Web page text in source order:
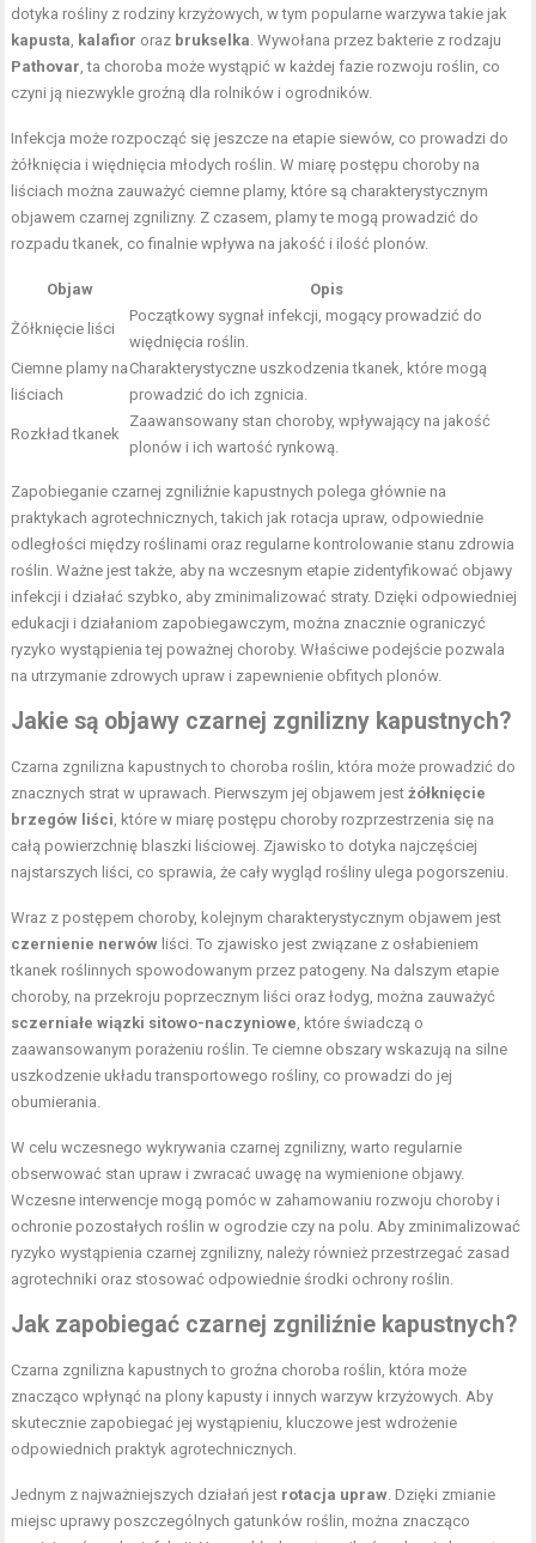
dotyka rośliny z rodziny krzyżowych, w tym popularne warzywa takie jak
kapusta, kalafior oraz brukselka. Wywołana przez bakterie z rodzaju
Pathovar, ta choroba może wystąpić w każdej fazie rozwoju roślin, co
czyni ją niezwykle groźną dla rolników i ogrodników.
Infekcja może rozpocząć się jeszcze na etapie siewów, co prowadzi do
żółknięcia i więdnięcia młodych roślin. W miarę postępu choroby na
liściach można zauważyć ciemne plamy, które są charakterystycznym
objawem czarnej zgnilizny. Z czasem, plamy te mogą prowadzić do
rozpadu tkanek, co finalnie wpływa na jakość i ilość plonów.
Objaw Opis
Żółknięcie liści
Początkowy sygnał infekcji, mogący prowadzić do
więdnięcia roślin.
Ciemne plamy na
liściach
Charakterystyczne uszkodzenia tkanek, które mogą
prowadzić do ich zgnicia.
Rozkład tkanek
Zaawansowany stan choroby, wpływający na jakość
plonów i ich wartość rynkową.
Zapobieganie czarnej zgniliźnie kapustnych polega głównie na
praktykach agrotechnicznych, takich jak rotacja upraw, odpowiednie
odległości między roślinami oraz regularne kontrolowanie stanu zdrowia
roślin. Ważne jest także, aby na wczesnym etapie zidentyfikować objawy
infekcji i działać szybko, aby zminimalizować straty. Dzięki odpowiedniej
edukacji i działaniom zapobiegawczym, można znacznie ograniczyć
ryzyko wystąpienia tej poważnej choroby. Właściwe podejście pozwala
na utrzymanie zdrowych upraw i zapewnienie obfitych plonów.
Jakie są objawy czarnej zgnilizny kapustnych?
Czarna zgnilizna kapustnych to choroba roślin, która może prowadzić do
znacznych strat w uprawach. Pierwszym jej objawem jestżółknięcie
brzegów liści, które w miarę postępu choroby rozprzestrzenia się na
całą powierzchnię blaszki liściowej. Zjawisko to dotyka najczęściej
najstarszych liści, co sprawia, że cały wygląd rośliny ulega pogorszeniu.
Wraz z postępem choroby, kolejnym charakterystycznym objawem jest
czernienie nerwów liści. To zjawisko jest związane z osłabieniem
tkanek roślinnych spowodowanym przez patogeny. Na dalszym etapie
choroby, na przekroju poprzecznym liści oraz łodyg, można zauważyć
sczerniałe wiązki sitowo-naczyniowe, które świadczą o
zaawansowanym porażeniu roślin. Te ciemne obszary wskazują na silne
uszkodzenie układu transportowego rośliny, co prowadzi do jej
obumierania.
W celu wczesnego wykrywania czarnej zgnilizny, warto regularnie
obserwować stan upraw i zwracać uwagę na wymienione objawy.
Wczesne interwencje mogą pomóc w zahamowaniu rozwoju choroby i
ochronie pozostałych roślin w ogrodzie czy na polu. Aby zminimalizować
ryzyko wystąpienia czarnej zgnilizny, należy również przestrzegać zasad
agrotechniki oraz stosować odpowiednie środki ochrony roślin.
Jak zapobiegać czarnej zgniliźnie kapustnych?
Czarna zgnilizna kapustnych to groźna choroba roślin, która może
znacząco wpłynąć na plony kapusty i innych warzyw krzyżowych. Aby
skutecznie zapobiegać jej wystąpieniu, kluczowe jest wdrożenie
odpowiednich praktyk agrotechnicznych.
Jednym z najważniejszych działań jest rotacja upraw. Dzięki zmianie
miejsc uprawy poszczególnych gatunków roślin, można znacząco